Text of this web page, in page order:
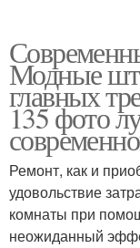
Модные
главных
135 фото
Ремонт, как и
удовольствие
комнаты при
неожиданный